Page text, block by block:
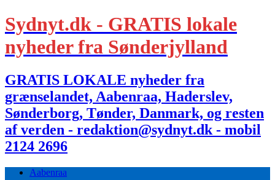
Sydnyt.dk - GRATIS lokale
nyheder fra Sønderjylland
GRATIS LOKALE nyheder fra
grænselandet, Aabenraa, Haderslev,
Sønderborg, Tønder, Danmark, og resten
af verden - redaktion@sydnyt.dk - mobil
2124 2696
Aabenraa